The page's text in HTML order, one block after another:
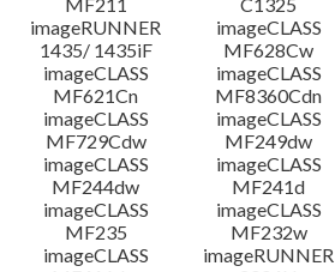
imageRUNNER
1435/ 1435iF
imageCLASS
MF628Cw
imageCLASS
MF621Cn
imageCLASS
MF8360Cdn
imageCLASS
MF729Cdw
imageCLASS
MF249dw
imageCLASS
MF244dw
imageCLASS
MF241d
imageCLASS
MF235
imageCLASS
MF232w
imageCLASS
imageRUNNER